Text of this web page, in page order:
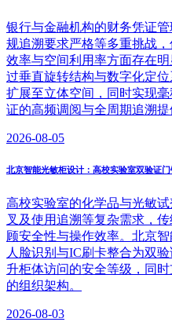
银行与金融机构的财务凭证
规追溯要求严格等多重挑战
效率与空间利用率方面存在
过垂直旋转结构与数字化定
扩展至立体空间，同时实现
证的高频调阅与全周期追溯提
2026-08-05
北京智能光敏柜设计：高校实验室双验证
高校实验室的化学品与光敏
叉及使用追溯等复杂需求，
顾安全性与操作效率。北京
人脸识别与IC刷卡整合为双
升柜体访问的安全等级，同
的组织架构。
2026-08-03